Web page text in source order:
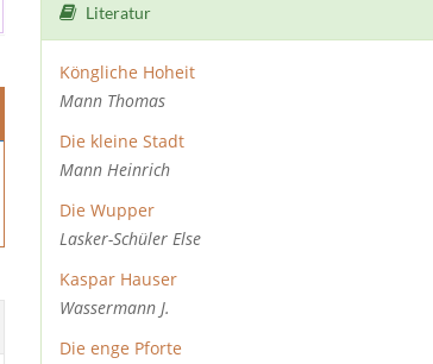
Literatur
Köngliche Hoheit
Mann Thomas
Die kleine Stadt
Mann Heinrich
Die Wupper
Lasker-Schüler Else
Kaspar Hauser
Wassermann J.
Die enge Pforte